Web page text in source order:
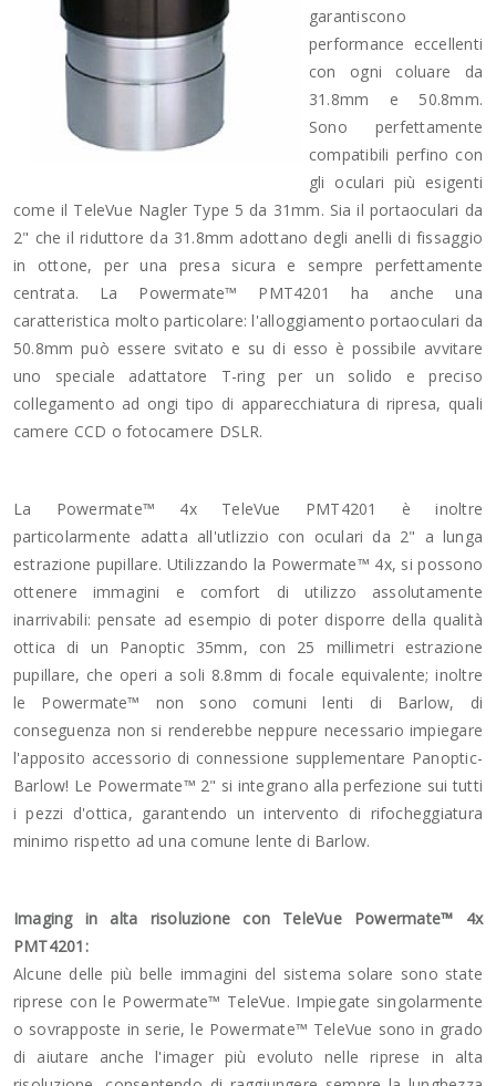
garantiscono
performance eccellenti
con ogni coluare da
31.8mm e 50.8mm.
Sono perfettamente
compatibili perfino con
gli oculari più esigenti
come il TeleVue Nagler Type 5 da 31mm. Sia il portaoculari da
2" che il riduttore da 31.8mm adottano degli anelli di fissaggio
in ottone, per una presa sicura e sempre perfettamente
centrata. La Powermate™ PMT4201 ha anche una
caratteristica molto particolare: l'alloggiamento portaoculari da
50.8mm può essere svitato e su di esso è possibile avvitare
uno speciale adattatore T-ring per un solido e preciso
collegamento ad ongi tipo di apparecchiatura di ripresa, quali
camere CCD o fotocamere DSLR.
La Powermate™ 4x TeleVue PMT4201 è inoltre
particolarmente adatta all'utlizzio con oculari da 2" a lunga
estrazione pupillare. Utilizzando la Powermate™ 4x, si possono
ottenere immagini e comfort di utilizzo assolutamente
inarrivabili: pensate ad esempio di poter disporre della qualità
ottica di un Panoptic 35mm, con 25 millimetri estrazione
pupillare, che operi a soli 8.8mm di focale equivalente; inoltre
le Powermate™ non sono comuni lenti di Barlow, di
conseguenza non si renderebbe neppure necessario impiegare
l'apposito accessorio di connessione supplementare Panoptic-
Barlow! Le Powermate™ 2" si integrano alla perfezione sui tutti
i pezzi d'ottica, garantendo un intervento di rifocheggiatura
minimo rispetto ad una comune lente di Barlow.
Imaging in alta risoluzione con TeleVue Powermate™ 4x
PMT4201:
Alcune delle più belle immagini del sistema solare sono state
riprese con le Powermate™ TeleVue. Impiegate singolarmente
o sovrapposte in serie, le Powermate™ TeleVue sono in grado
di aiutare anche l'imager più evoluto nelle riprese in alta